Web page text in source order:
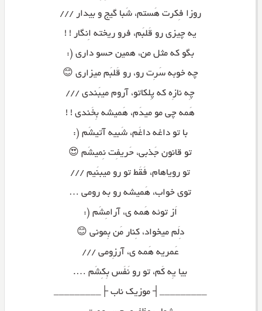
روزا فِکرت هَستم، شَبا گیج و بیدار ///
یه چیزی رو قَلبَم، فرو ریخته اِنگار ! !
بگو که مثل من، همین حسو داری (:
چه خوبه سَرِت رو، رو قَلبَم میزاری 😊
چِه نازِه که پِلکاتو، آروم میبَندی ///
هَمه چی مو میدَم، هَمیشه بِخَندی ! !
با تو داغه داغَم، شَبیه آتیشَم (:
تو قانون جَذبی، حَریفِت نِمیشَم 😍
تو رویاهام، فَقَط تو رو میبنَیم ///
توی خواب، هَمیشه رو به رومی …
اَز توئه هَمه ی، آرامِشَم (:
دِلَم میخواد، کِنار مَن بِمونی 😊
عَمریه هَمه ی، آرزِومی ///
بیا یِه کَم، تو رو نَفَس بِکِشَم ….
_________┤ موزیک ناب ├_________